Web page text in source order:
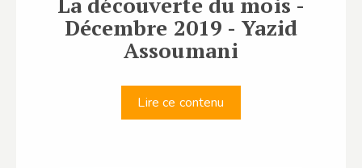
Décembre 2019 - Yazid
Assoumani
Lire ce contenu